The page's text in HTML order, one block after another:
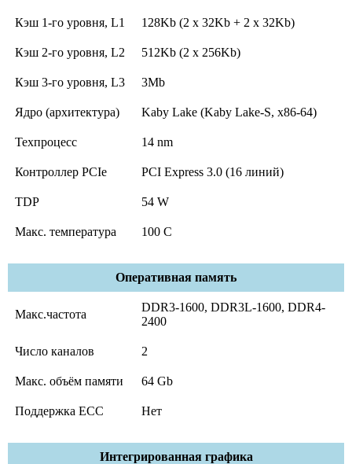
Кэш 1-го уровня, L1 128Kb (2 x 32Kb + 2 x 32Kb)
Кэш 2-го уровня, L2 512Kb (2 x 256Kb)
Кэш 3-го уровня, L3 3Mb
Ядро (архитектура) Kaby Lake (Kaby Lake-S, x86-64)
Техпроцесс 14 nm
Контроллер PCIe PCI Express 3.0 (16 линий)
TDP 54 W
Макс. температура 100 C
Оперативная память
Макс.частота
DDR3-1600, DDR3L-1600, DDR4-
2400
Число каналов 2
Макс. объём памяти 64 Gb
Поддержка ECC Нет
Интегрированная графика